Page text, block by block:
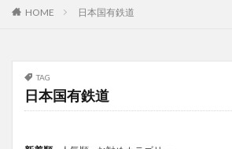
HOME 日本国有鉄道
TAG
日本国有鉄道